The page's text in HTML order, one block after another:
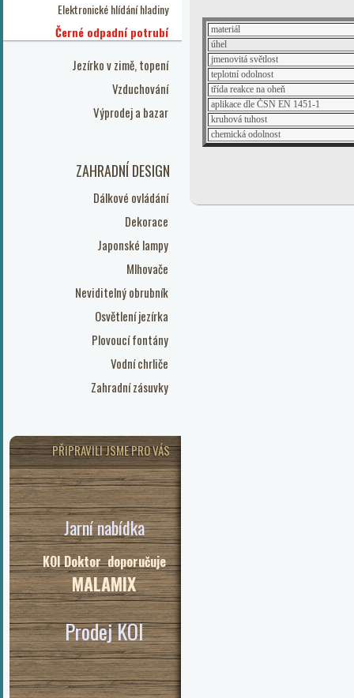
Elektronické hlídání hladiny
Černé odpadní potrubí
Jezírko v zimě, topení
Vzduchování
Výprodej a bazar
ZAHRADNÍ DESIGN
Dálkové ovládání
Dekorace
Japonské lampy
Mlhovače
Neviditelný obrubník
Osvětlení jezírka
Plovoucí fontány
Vodní chrliče
Zahradní zásuvky
PŘIPRAVILI JSME PRO VÁS
Jarní nabídka
KOI Doktor doporučuje
MALAMIX
Prodej KOI
materiál
úhel
jmenovitá světlost
teplotní odolnost
třída reakce na oheň
aplikace dle ČSN EN 1451-1
kruhová tuhost
chemická odolnost